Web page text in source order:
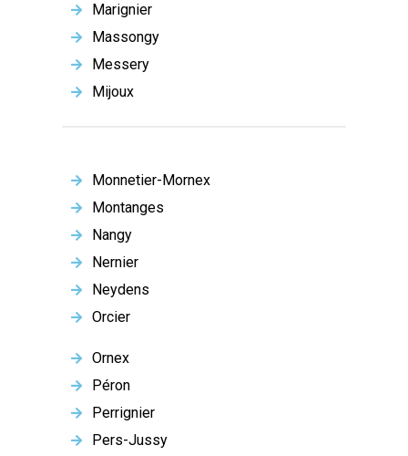
Marignier
Massongy
Messery
Mijoux
Monnetier-Mornex
Montanges
Nangy
Nernier
Neydens
Orcier
Ornex
Péron
Perrignier
Pers-Jussy